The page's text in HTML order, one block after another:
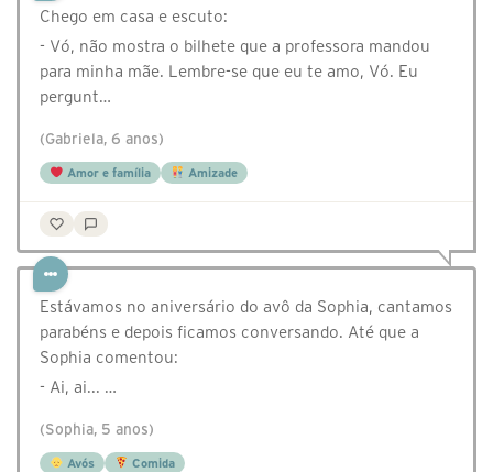
Chego em casa e escuto:
- Vó, não mostra o bilhete que a professora mandou
para minha mãe. Lembre-se que eu te amo, Vó. Eu
pergunt…
(Gabriela, 6 anos)
Amor e família Amizade
Estávamos no aniversário do avô da Sophia, cantamos
parabéns e depois ficamos conversando. Até que a
Sophia comentou:
- Ai, ai... …
(Sophia, 5 anos)
Avós Comida